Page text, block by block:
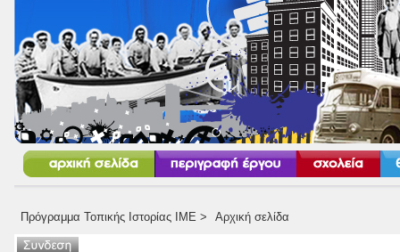
Πρόγραμμα Τοπικής Ιστορίας ΙΜΕ > Αρχική σελίδα